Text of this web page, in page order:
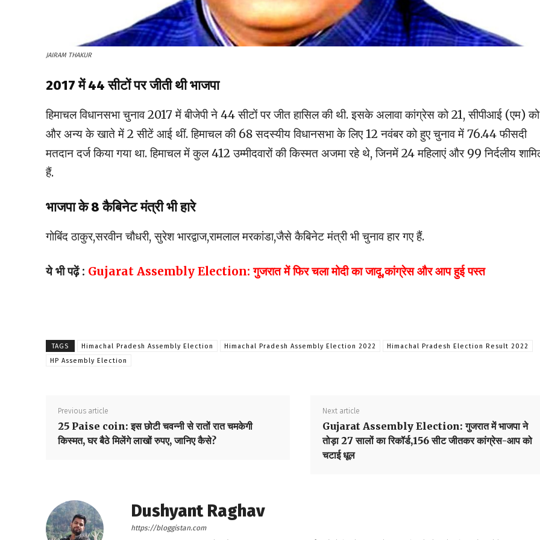
JAIRAM THAKUR
2017 में 44 सीटों पर जीती थी भाजपा
हिमाचल विधानसभा चुनाव 2017 में बीजेपी ने 44 सीटों पर जीत हासिल की थी. इसके अलावा कांग्रेस को 21, सीपीआई (एम)
और अन्य के खाते में 2 सीटें आई थीं. हिमाचल की 68 सदस्यीय विधानसभा के लिए 12 नवंबर को हुए चुनाव में 76.44 फीसदी
मतदान दर्ज किया गया था. हिमाचल में कुल 412 उम्मीदवारों की किस्मत अजमा रहे थे, जिनमें 24 महिलाएं और 99 निर्दलीय
हैं.
भाजपा के 8 कैबिनेट मंत्री भी हारे
गोबिंद ठाकुर,सरवीन चौधरी, सुरेश भारद्वाज,रामलाल मरकांडा,जैसे कैबिनेट मंत्री भी चुनाव हार गए हैं.
ये भी पढ़ें : Gujarat Assembly Election: गुजरात में फिर चला मोदी का जादू,कांग्रेस और आप हुई पस्त
TAGS Himachal Pradesh Assembly Election Himachal Pradesh Assembly Election 2022
Himachal Pradesh Election Result 2022
HP Assembly Election
Previous article
25 Paise coin: इस छोटी चवन्नी से रातों रात चमकेगी
किस्मत, घर बैठे मिलेंगे लाखों रुपए, जानिए कैसे?
Next article
Gujarat Assembly Election: गुजरात में भाजपा ने
तोड़ा 27 सालों का रिकॉर्ड,156 सीट जीतकर कांग्रेस-आप को
चटाई धूल
Dushyant Raghav
https://bloggistan.com